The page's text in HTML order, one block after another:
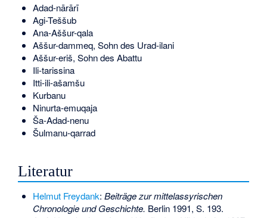
Adad-nārārī
Agi-Teššub
Ana-Aššur-qala
Aššur-dammeq, Sohn des Urad-ilani
Aššur-eriš, Sohn des Abattu
Ili-tarissina
Itti-ili-ašamšu
Kurbanu
Ninurta-emuqaja
Ša-Adad-nenu
Šulmanu-qarrad
Literatur
Helmut Freydank: Beiträge zur mittelassyrischen
Chronologie und Geschichte. Berlin 1991, S. 193.